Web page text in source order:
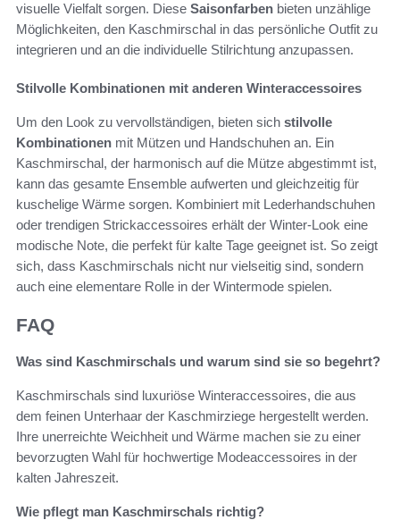
visuelle Vielfalt sorgen. Diese Saisonfarben bieten unzählige
Möglichkeiten, den Kaschmirschal in das persönliche Outfit zu
integrieren und an die individuelle Stilrichtung anzupassen.
Stilvolle Kombinationen mit anderen Winteraccessoires
Um den Look zu vervollständigen, bieten sich stilvolle
Kombinationen mit Mützen und Handschuhen an. Ein
Kaschmirschal, der harmonisch auf die Mütze abgestimmt ist,
kann das gesamte Ensemble aufwerten und gleichzeitig für
kuschelige Wärme sorgen. Kombiniert mit Lederhandschuhen
oder trendigen Strickaccessoires erhält der Winter-Look eine
modische Note, die perfekt für kalte Tage geeignet ist. So zeigt
sich, dass Kaschmirschals nicht nur vielseitig sind, sondern
auch eine elementare Rolle in der Wintermode spielen.
FAQ
Was sind Kaschmirschals und warum sind sie so begehrt?
Kaschmirschals sind luxuriöse Winteraccessoires, die aus
dem feinen Unterhaar der Kaschmirziege hergestellt werden.
Ihre unerreichte Weichheit und Wärme machen sie zu einer
bevorzugten Wahl für hochwertige Modeaccessoires in der
kalten Jahreszeit.
Wie pflegt man Kaschmirschals richtig?